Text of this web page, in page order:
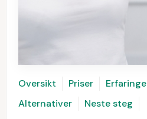
Oversikt Priser
Alternativer
Neste steg